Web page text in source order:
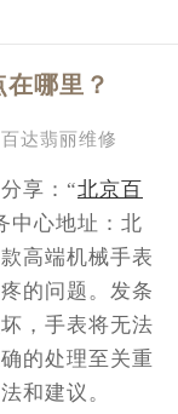
哪里？
达翡丽维修
享：“北京百
中心地址：北
高端机械手表
的问题。发条
，手表将无法
的处理至关重
和建议。